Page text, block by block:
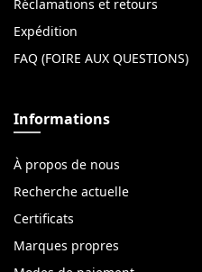
Réclamations et retours
Expédition
FAQ (FOIRE AUX QUESTIONS)
Informations
À propos de nous
Recherche actuelle
Certificats
Marques propres